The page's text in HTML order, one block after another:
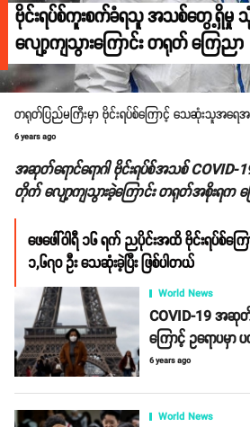
ဗိုင်းရပ်စ်ကူးစက်ခံရသူ အသစ်တွေ့ရှိ
လျော့ကျသွားကြောင်း တရုတ် ကြေညာ
တရုတ်ပြည်မကြီးမှာ ဗိုင်းရပ်စ်ကြောင့် သေဆုံးသူအရေ
6 years ago
အဆုတ်ရောင်ရောဂါ ဗိုင်းရပ်စ်အသစ်
တိုက် လျော့ကျသွားခဲ့ကြောင်း တရုတ်အစိုးရက
ဖေဖေါ်ဝါရီ ၁၆ ရက် ညပိုင်းအထိ ဗိုင်းရပ်စ်ကြ
၁,၆၇၀ ဦး သေဆုံးခဲ့ပြီး ဖြစ်ပါတယ်
World News
COVID-19 အဆုတ်
ကြောင့် ဥရောပမှ
6 years ago
World News